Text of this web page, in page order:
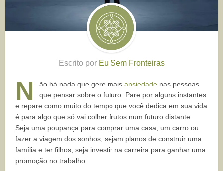
Escrito por Eu Sem Fronteiras
N ão há nada que gere maisansiedade nas pessoas
que pensar sobre o futuro. Pare por alguns instantes
e repare como muito do tempo que você dedica em sua vida
é para algo que só vai colher frutos num futuro distante.
Seja uma poupança para comprar uma casa, um carro ou
fazer a viagem dos sonhos, sejam planos de construir uma
família e ter filhos, seja investir na carreira para ganhar uma
promoção no trabalho.